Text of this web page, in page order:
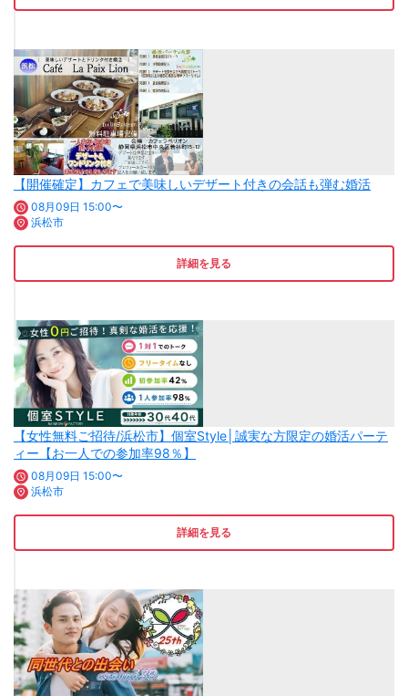
【開催確定】カフェで美味しいデザート付きの会話も弾む婚活
08月09日 15:00〜
浜松市
詳細を見る
【女性無料ご招待/浜松市】個室Style│誠実な方限定の婚活パーテ
ィー【お一人での参加率98％】
08月09日 15:00〜
浜松市
詳細を見る